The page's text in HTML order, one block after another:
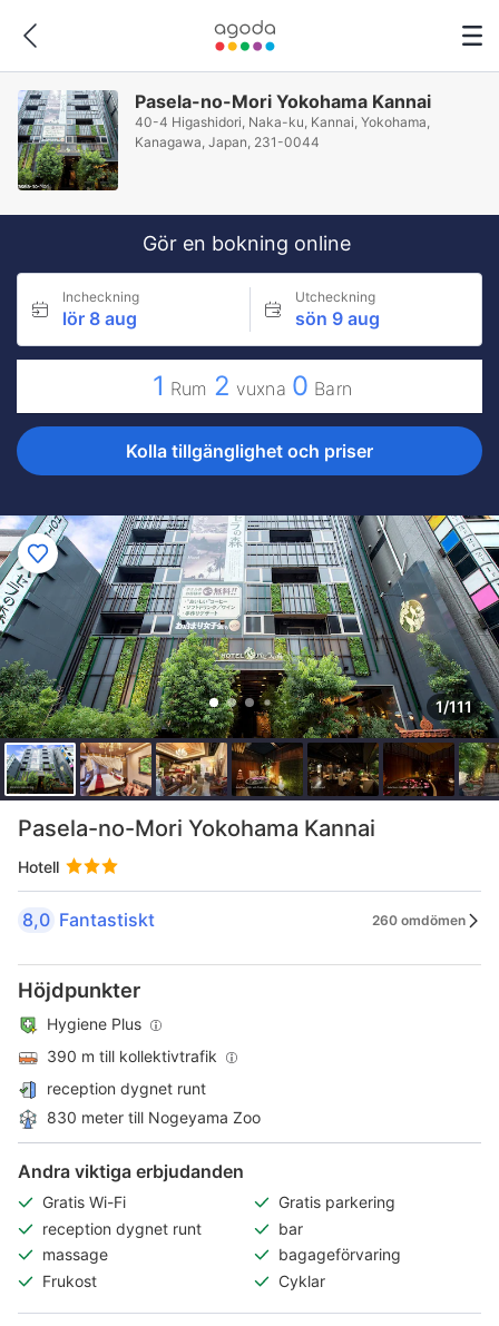
Pasela-no-Mori Yokohama Kannai
40-4 Higashidori, Naka-ku, Kannai, Yokohama,
Kanagawa, Japan, 231-0044
Gör en bokning online
Incheckning
lör 8 aug
Utcheckning
sön 9 aug
1 Rum 2 vuxna 0 Barn
Kolla tillgänglighet och priser
1/111
Pasela-no-Mori Yokohama Kannai
Hotell
8,0 Fantastiskt 260 omdömen
Höjdpunkter
Hygiene Plus
390 m till kollektivtrafik
reception dygnet runt
830 meter till Nogeyama Zoo
Andra viktiga erbjudanden
Gratis Wi-Fi
Gratis parkering
reception dygnet runt
bar
massage
bagageförvaring
Frukost
Cyklar